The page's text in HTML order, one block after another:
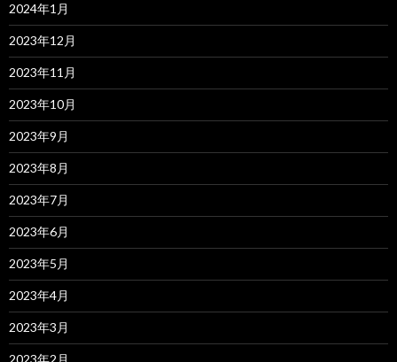
2024年1月
2023年12月
2023年11月
2023年10月
2023年9月
2023年8月
2023年7月
2023年6月
2023年5月
2023年4月
2023年3月
2023年2月